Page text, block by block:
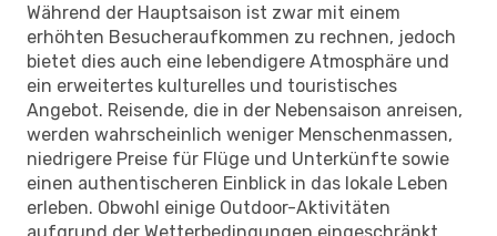
Während der Hauptsaison ist zwar mit einem
erhöhten Besucheraufkommen zu rechnen, jedoch
bietet dies auch eine lebendigere Atmosphäre und
ein erweitertes kulturelles und touristisches
Angebot. Reisende, die in der Nebensaison anreisen,
werden wahrscheinlich weniger Menschenmassen,
niedrigere Preise für Flüge und Unterkünfte sowie
einen authentischeren Einblick in das lokale Leben
erleben. Obwohl einige Outdoor-Aktivitäten